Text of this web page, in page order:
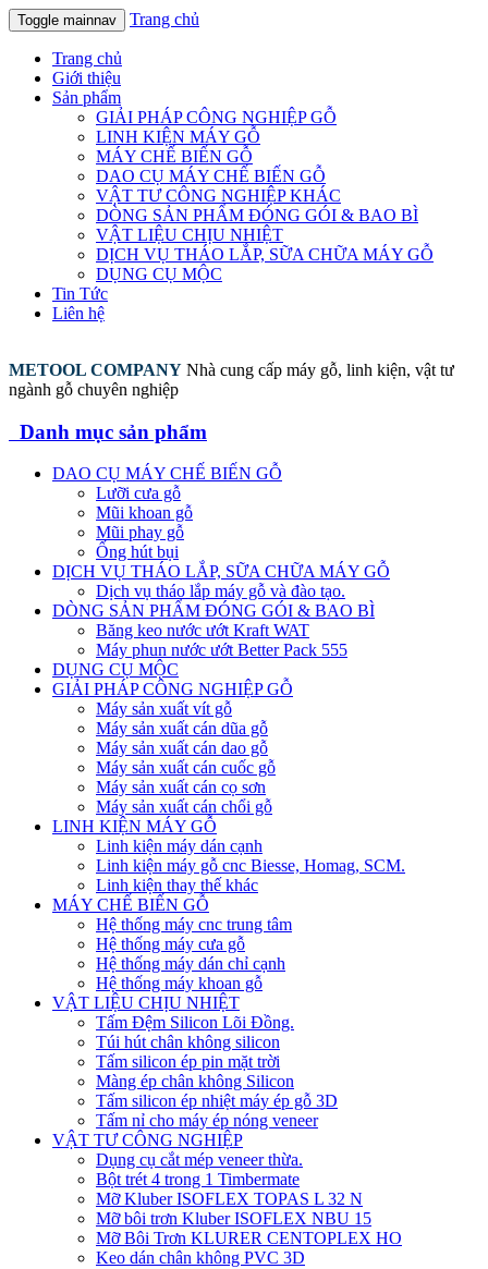
Toggle mainnav Trang chủ
Trang chủ
Giới thiệu
Sản phẩm
GIẢI PHÁP CÔNG NGHIỆP GỖ
LINH KIỆN MÁY GỖ
MÁY CHẾ BIẾN GỖ
DAO CỤ MÁY CHẾ BIẾN GỖ
VẬT TƯ CÔNG NGHIỆP KHÁC
DÒNG SẢN PHẨM ĐÓNG GÓI & BAO BÌ
VẬT LIỆU CHỊU NHIỆT
DỊCH VỤ THÁO LẮP, SỮA CHỮA MÁY GỖ
DỤNG CỤ MỘC
Tin Tức
Liên hệ
METOOL COMPANY Nhà cung cấp máy gỗ, linh kiện, vật tư
ngành gỗ chuyên nghiệp
Danh mục sản phẩm
DAO CỤ MÁY CHẾ BIẾN GỖ
Lưỡi cưa gỗ
Mũi khoan gỗ
Mũi phay gỗ
Ống hút bụi
DỊCH VỤ THÁO LẮP, SỮA CHỮA MÁY GỖ
Dịch vụ tháo lắp máy gỗ và đào tạo.
DÒNG SẢN PHẨM ĐÓNG GÓI & BAO BÌ
Băng keo nước ướt Kraft WAT
Máy phun nước ướt Better Pack 555
DỤNG CỤ MỘC
GIẢI PHÁP CÔNG NGHIỆP GỖ
Máy sản xuất vít gỗ
Máy sản xuất cán dũa gỗ
Máy sản xuất cán dao gỗ
Máy sản xuất cán cuốc gỗ
Máy sản xuất cán cọ sơn
Máy sản xuất cán chổi gỗ
LINH KIỆN MÁY GỖ
Linh kiện máy dán cạnh
Linh kiện máy gỗ cnc Biesse, Homag, SCM.
Linh kiện thay thế khác
MÁY CHẾ BIẾN GỖ
Hệ thống máy cnc trung tâm
Hệ thống máy cưa gỗ
Hệ thống máy dán chỉ cạnh
Hệ thống máy khoan gỗ
VẬT LIỆU CHỊU NHIỆT
Tấm Đệm Silicon Lõi Đồng.
Túi hút chân không silicon
Tấm silicon ép pin mặt trời
Màng ép chân không Silicon
Tấm silicon ép nhiệt máy ép gỗ 3D
Tấm nỉ cho máy ép nóng veneer
VẬT TƯ CÔNG NGHIỆP
Dụng cụ cắt mép veneer thừa.
Bột trét 4 trong 1 Timbermate
Mỡ Kluber ISOFLEX TOPAS L 32 N
Mỡ bôi trơn Kluber ISOFLEX NBU 15
Mỡ Bôi Trơn KLURER CENTOPLEX HO
Keo dán chân không PVC 3D